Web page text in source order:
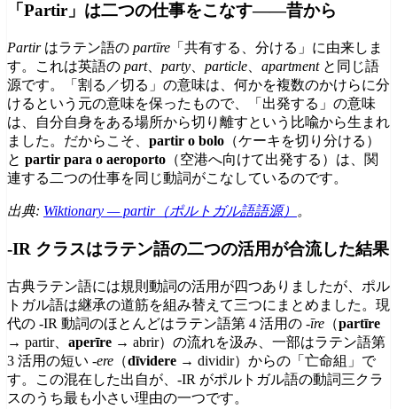
「Partir」は二つの仕事をこなす——昔から
Partirはラテン語の partīre 「共有する、分ける」に由来しま
す。これは英語の part、 party particle apartmentと同じ語
源です。「割る／切る」の意味は、何かを複数のかけらに分
けるという元の意味を保ったもので、「出発する」の意味
は、自分自身をある場所から切り離すという比喩から生まれ
ました。だからこそ、 partir o bolo （ケーキを切り分ける）
と partir para o aeroporto （空港へ向けて出発する）は、関
連する二つの仕事を同じ動詞がこなしているのです。
出典: Wiktionary — partir（ポルトガル語語源） 。
-IR クラスはラテン語の二つの活用が合流した結果
古典ラテン語には規則動詞の活用が四つありましたが、ポル
トガル語は継承の道筋を組み替えて三つにまとめました。現
代の -IR 動詞のほとんどはラテン語第 4 活用の -īre （partīre
→ partir、 aperīre → abrir）の流れを汲み、一部はラテン語第
3 活用の短い -ere （dīvidere → dividir）からの「亡命組」で
す。この混在した出自が、-IR がポルトガル語の動詞三クラ
スのうち最も小さい理由の一つです。